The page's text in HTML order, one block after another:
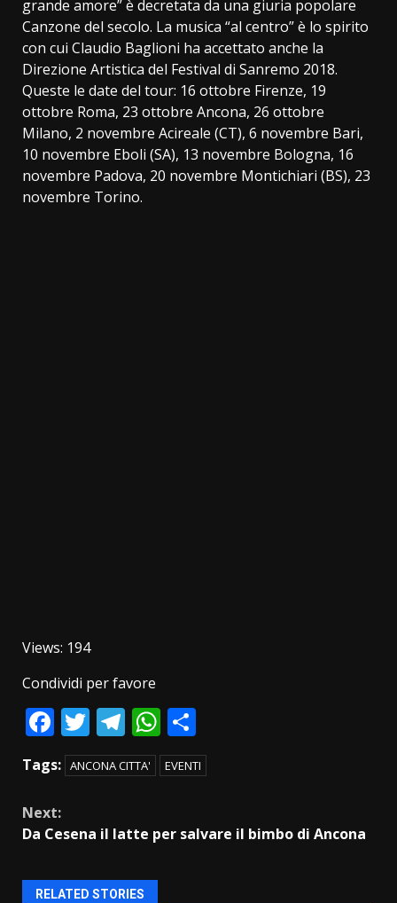
grande amore” è decretata da una giuria popolare
Canzone del secolo. La musica “al centro” è lo spirito
con cui Claudio Baglioni ha accettato anche la
Direzione Artistica del Festival di Sanremo 2018.
Queste le date del tour: 16 ottobre Firenze, 19
ottobre Roma, 23 ottobre Ancona, 26 ottobre
Milano, 2 novembre Acireale (CT), 6 novembre Bari,
10 novembre Eboli (SA), 13 novembre Bologna, 16
novembre Padova, 20 novembre Montichiari (BS), 23
novembre Torino.
Views: 194
Condividi per favore
Facebook
Twitter
Telegram
WhatsApp
Tags: ANCONA CITTA' EVENTI
Continue
Reading
Next:
Da Cesena il latte per salvare il bimbo di Ancona
RELATED STORIES